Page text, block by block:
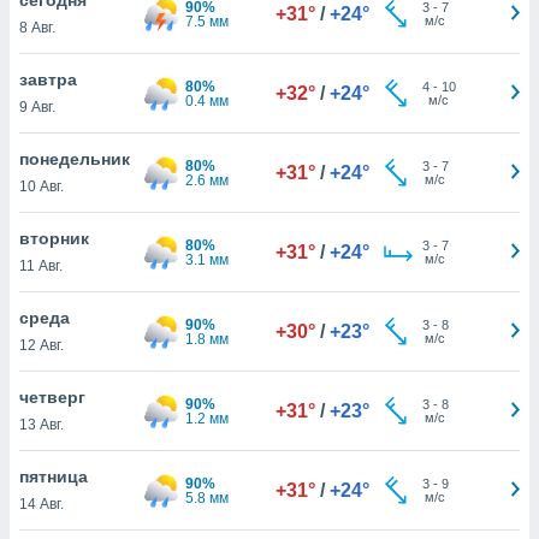
действия
на веб-
основе.
нашей
cookie
в
ВЫ
8 Авг.
90%
7.5 мм
+31° / +24° 3- 7
м/с
завтра
9 Авг.
80%
0.4 мм
+32° / +24° 4- 10
м/с
понедельник
10 Авг.
80%
2.6 мм
+31° / +24° 3- 7
м/с
вторник
11 Авг.
80%
3.1 мм
+31° / +24° 3- 7
м/с
среда
12 Авг.
90%
1.8 мм
+30° / +23° 3- 8
м/с
четверг
13 Авг.
90%
1.2 мм
+31° / +23° 3- 8
м/с
пятница
14 Авг.
90%
5.8 мм
+31° / +24° 3- 9
м/с